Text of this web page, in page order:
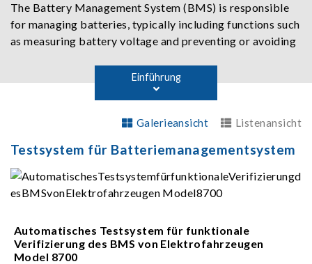
The Battery Management System (BMS) is responsible
for managing batteries, typically including functions such
as measuring battery voltage and preventing or avoiding
over-temperature. With technological advancements,
BMS functionality has expanded to include voltage
estimation, State of Health (SoH) estimation, fault
other control circuits (e.g., battery loop relay control),
temperature measurement, current measurement, and
diagnostics.
Einführung
Galerieansicht Listenansicht
Testsystem für Batteriemanagementsystem
Automatisches Testsystem für funktionale
Verifizierung des BMS von Elektrofahrzeugen
Model 8700